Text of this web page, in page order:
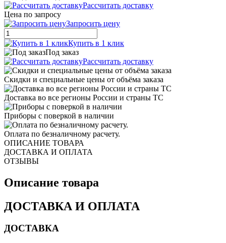
Рассчитать доставку
Цена по запросу
Запросить цену
Купить в 1 клик
Под заказ
Рассчитать доставку
Скидки и специальные цены от объёма заказа
Доставка во все регионы России и страны ТС
Приборы с поверкой в наличии
Оплата по безналичному расчету.
ОПИСАНИЕ ТОВАРА
ДОСТАВКА И ОПЛАТА
ОТЗЫВЫ
Описание товара
ДОСТАВКА И ОПЛАТА
ДОСТАВКА